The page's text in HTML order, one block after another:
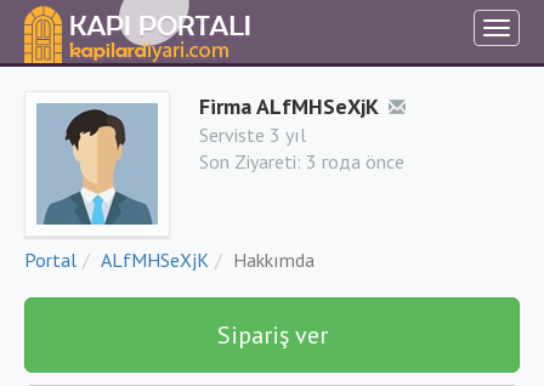
Firma ALfMHSeXjK
Serviste 3 yıl
Son Ziyareti: 3 года önce
Portal ALfMHSeXjK Hakkımda
Sipariş ver